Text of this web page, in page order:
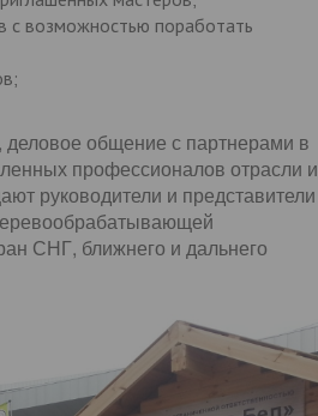
с возможностью поработать
общение с партнерами в
профессионалов отрасли и
руководители и представители
СНГ, ближнего и дальнего